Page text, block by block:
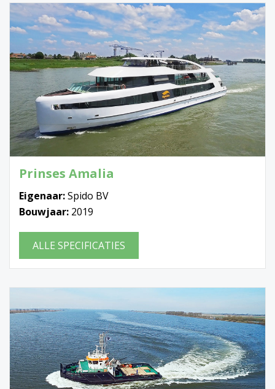
Prinses Amalia
Eigenaar:Spido BV
Bouwjaar: 2019
ALLE SPECIFICATIES